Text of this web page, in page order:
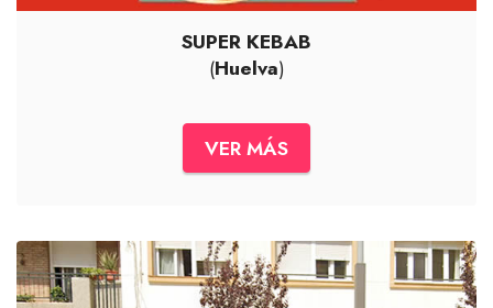
SUPER KEBAB
(Huelva)
VER MÁS